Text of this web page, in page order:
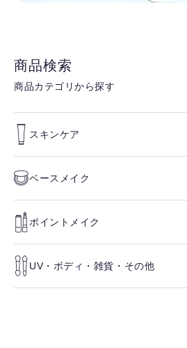
商品検索
商品カテゴリから探す
スキンケア
ベースメイク
ポイントメイク
UV・ボディ・雑貨・その他